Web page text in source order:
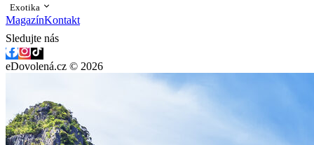
Exotika
MagazínKontakt
Sledujte nás
eDovolená.cz © 2026